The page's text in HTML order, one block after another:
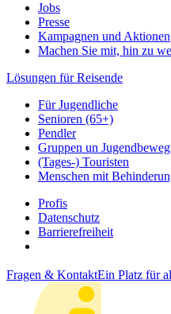
Jobs
Presse
Kampagnen und Aktionen
Machen Sie mit, hin zu
Lösungen für Reisende
Für Jugendliche
Senioren (65+)
Pendler
Gruppen un
(Tages-) Touristen
Menschen mit
Profis
Datenschutz
Barrierefreiheit
Fragen & KontaktEin Platz für